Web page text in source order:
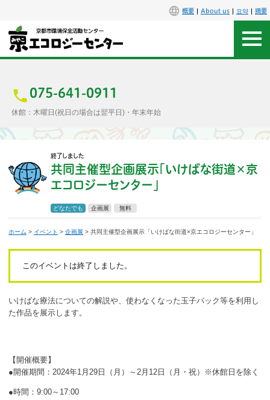
概要 About us 요약 摘要
075-641-0911
休館：木曜日(祝日の場合は翌平日)・年末年始
アクセス
施設案内
エコセンで楽しもう
活動支援
一般の方
団体で見学希望の方
終了しました
共同主催型企画展示「いけばな街道×京
エコロジーセンター」
どなたでも 企画展 無料
ホーム > イベント > 企画展 > 共同主催型企画展示「いけばな街道×京エコロジーセンター」
このイベントは終了しました。
いけばな療法についての解説や、使わなくなった玉子パック等を利用し
た作品を展示します。
【開催概要】
●開催期間：2024年1月29日（月）～2月12日（月・祝）※休館日を除く
●時間：9:00～17:00